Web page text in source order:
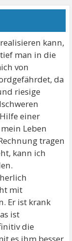
kann,
man in die
von
da
riesige
einer
Leben
tragen
kann ich
mit
Er ist krank
ist
die